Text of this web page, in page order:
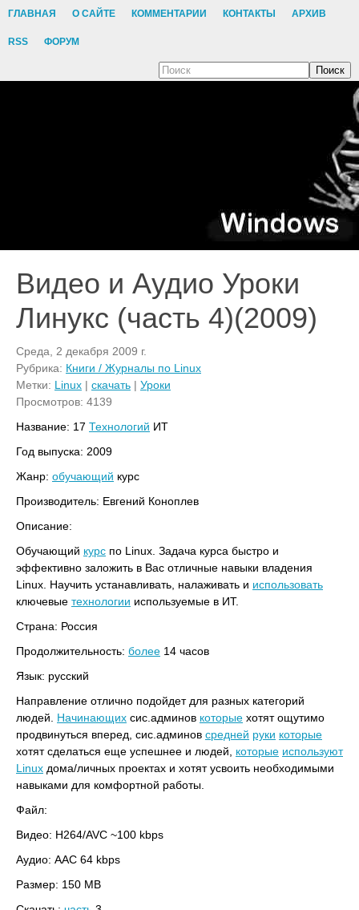
ГЛАВНАЯ О САЙТЕ КОММЕНТАРИИ КОНТАКТЫ АРХИВ
RSS ФОРУМ
Поиск
Видео и Аудио Уроки
Линукс (часть 4)(2009)
Среда, 2 декабря 2009 г.
Рубрика: Книги / Журналы по Linux
Метки: Linux | скачать | Уроки
Просмотров: 4139
Название: 17 Технологий ИТ
Год выпуска: 2009
Жанр: обучающий курс
Производитель: Евгений Коноплев
Описание:
Обучающий курс по Linux. Задача курса быстро и
эффективно заложить в Вас отличные навыки владения
Linux. Научить устанавливать, налаживать и использовать
ключевые технологии используемые в ИТ.
Страна: Россия
Продолжительность: более 14 часов
Язык: русский
Направление отлично подойдет для разных категорий
людей. Начинающих сис.админов которые хотят ощутимо
продвинуться вперед, сис.админов средней руки которые
хотят сделаться еще успешнее и людей, которые используют
Linux дома/личных проектах и хотят усвоить необходимыми
навыками для комфортной работы.
Файл:
Видео: H264/AVC ~100 kbps
Аудио: AAC 64 kbps
Размер: 150 MB